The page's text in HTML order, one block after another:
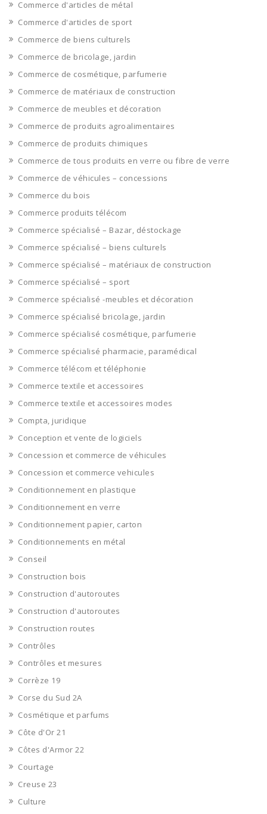
Commerce d'articles de métal
Commerce d'articles de sport
Commerce de biens culturels
Commerce de bricolage, jardin
Commerce de cosmétique, parfumerie
Commerce de matériaux de construction
Commerce de meubles et décoration
Commerce de produits agroalimentaires
Commerce de produits chimiques
Commerce de tous produits en verre ou fibre de verre
Commerce de véhicules – concessions
Commerce du bois
Commerce produits télécom
Commerce spécialisé – Bazar, déstockage
Commerce spécialisé – biens culturels
Commerce spécialisé – matériaux de construction
Commerce spécialisé – sport
Commerce spécialisé -meubles et décoration
Commerce spécialisé bricolage, jardin
Commerce spécialisé cosmétique, parfumerie
Commerce spécialisé pharmacie, paramédical
Commerce télécom et téléphonie
Commerce textile et accessoires
Commerce textile et accessoires modes
Compta, juridique
Conception et vente de logiciels
Concession et commerce de véhicules
Concession et commerce vehicules
Conditionnement en plastique
Conditionnement en verre
Conditionnement papier, carton
Conditionnements en métal
Conseil
Construction bois
Construction d'autoroutes
Construction d'autoroutes
Construction routes
Contrôles
Contrôles et mesures
Corrèze 19
Corse du Sud 2A
Cosmétique et parfums
Côte d'Or 21
Côtes d'Armor 22
Courtage
Creuse 23
Culture